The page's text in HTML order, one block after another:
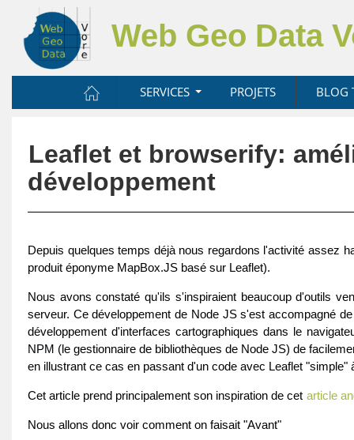
Web Geo Data
SERVICES PROJETS BLOG
Leaflet et browserify:
développement
Depuis quelques temps déjà nous regardons l'activité assez
produit éponyme MapBox.JS basé sur Leaflet).
Nous avons constaté qu'ils s'inspiraient beaucoup d'outils
serveur. Ce développement de Node JS s'est accompagné
développement d'interfaces cartographiques dans le
NPM (le gestionnaire de bibliothèques de Node JS) de
en illustrant ce cas en passant d'un code avec Leaflet "simple"
Cet article prend principalement son inspiration de cet article
Nous allons donc voir comment on faisait "Avant"